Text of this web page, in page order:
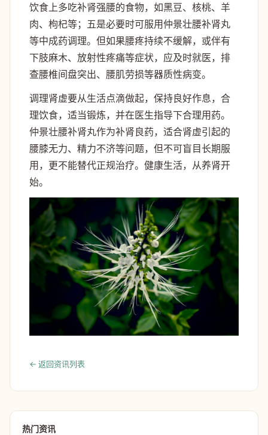
饮食上多吃补肾强腰的食物，如黑豆、核桃、羊
肉、枸杞等；五是必要时可服用仲景壮腰补肾丸
等中成药调理。但如果腰疼持续不缓解，或伴有
下肢麻木、放射性疼痛等症状，应及时就医，排
查腰椎间盘突出、腰肌劳损等器质性病变。
调理肾虚要从生活点滴做起，保持良好作息，合
理饮食，适当锻炼，并在医生指导下合理用药。
仲景壮腰补肾丸作为补肾良药，适合肾虚引起的
腰膝无力、精力不济等问题，但不可盲目长期服
用，更不能替代正规治疗。健康生活，从养肾开
始。
← 返回资讯列表
热门资讯